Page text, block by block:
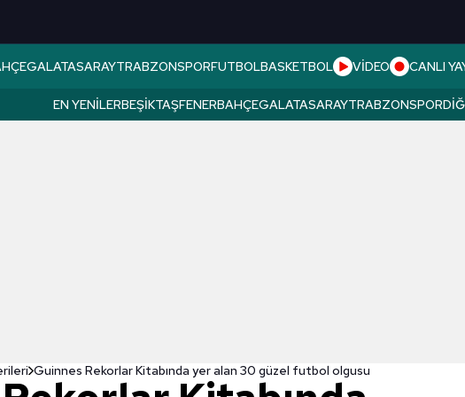
GALATASARAYTRABZONSPORFUTBOLBASKETBOL VİDEO CANLI
EN YENILERBEŞIKTAŞFENERBAHÇEGALATASARAYTRABZONSPOR
Guinnes Rekorlar Kitabında yer alan 30 güzel futbol olgusu